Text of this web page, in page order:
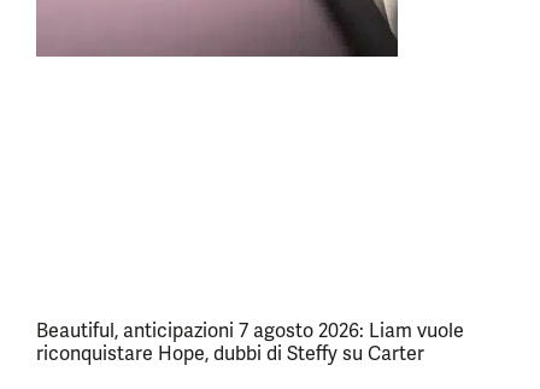
Beautiful, anticipazioni 7 agosto 2026: Liam vuole
riconquistare Hope, dubbi di Steffy su Carter